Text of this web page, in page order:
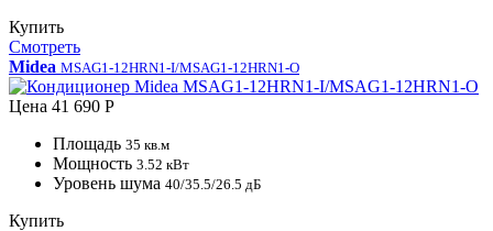
Купить
Смотреть
Midea MSAG1-12HRN1-I/MSAG1-12HRN1-O
Цена 41 690 Р
Площадь 35 кв.м
Мощность 3.52 кВт
Уровень шума 40/35.5/26.5 дБ
Купить